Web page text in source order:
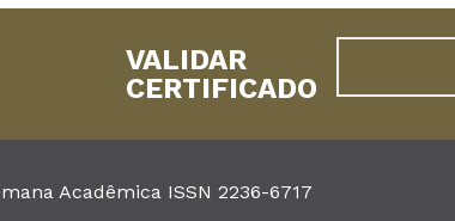
VALIDAR
CERTIFICADO
Acadêmica ISSN 2236-6717